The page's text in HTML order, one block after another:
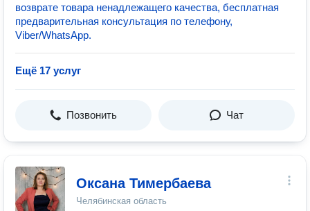
возврате товара ненадлежащего качества, бесплатная
предварительная консультация по телефону,
Viber/WhatsApp.
Ещё 17 услуг
Позвонить Чат
Оксана Тимербаева
Челябинская область